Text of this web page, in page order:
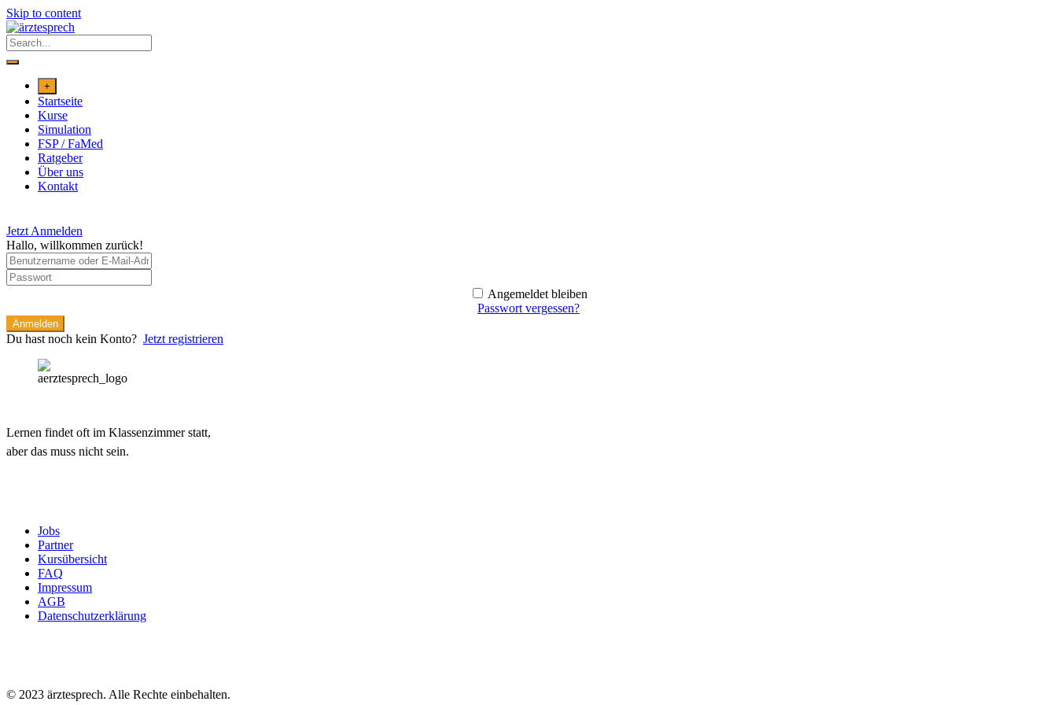
Skip to content
+
Startseite
Kurse
Simulation
FSP / FaMed
Ratgeber
Über uns
Kontakt
Jetzt Anmelden
Hallo, willkommen zurück!
Angemeldet bleiben
Passwort vergessen?
Anmelden
Du hast noch kein Konto? Jetzt registrieren
Lernen findet oft im Klassenzimmer statt,
aber das muss nicht sein.
Jobs
Partner
Kursübersicht
FAQ
Impressum
AGB
Datenschutzerklärung
© 2023 ärztesprech. Alle Rechte einbehalten.